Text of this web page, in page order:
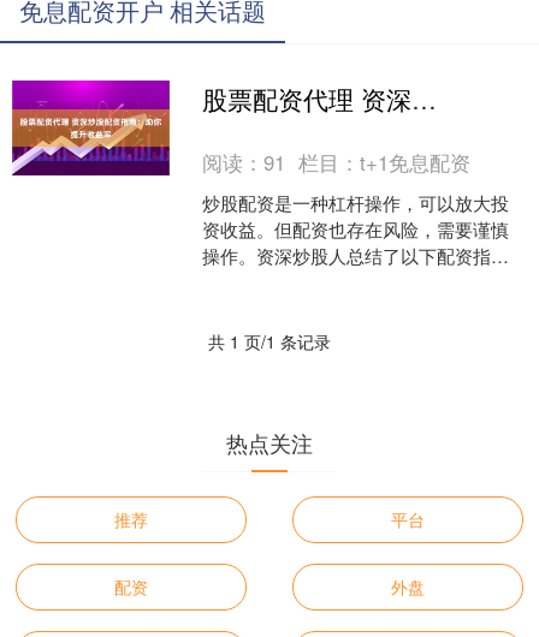
免息配资开户 相关话题
股票配资代理 资深炒股配资指南：助你提升收益率
阅读：91 栏目：t+1免息配资
炒股配资是一种杠杆操作，可以放大投
资收益。但配资也存在风险，需要谨慎
操作。资深炒股人总结了以下配资指
共 1 页/1 条记录
热点关注
推荐 平台
配资 外盘